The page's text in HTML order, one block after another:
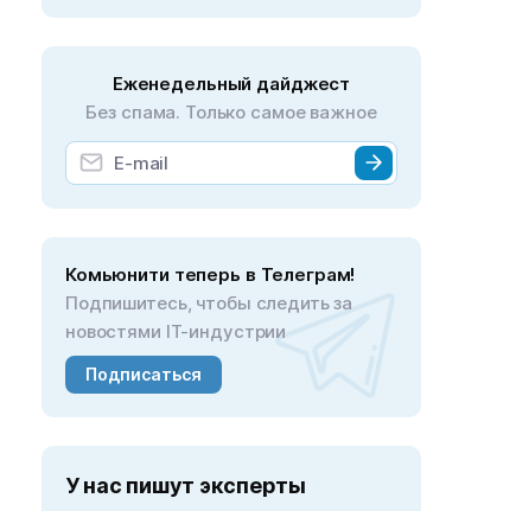
Еженедельный дайджест
Без спама. Только самое важное
Комьюнити теперь в Телеграм!
Подпишитесь, чтобы следить за
новостями IT-индустрии
Подписаться
У нас пишут эксперты